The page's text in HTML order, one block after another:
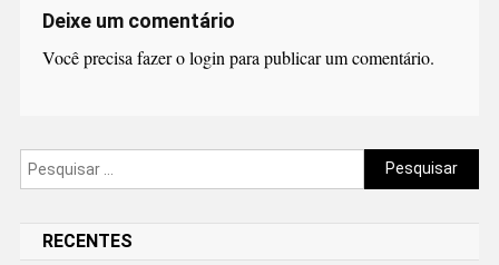
Deixe um comentário
Você precisa fazer ologin para publicar um comentário.
Pesquisar
por:
RECENTES